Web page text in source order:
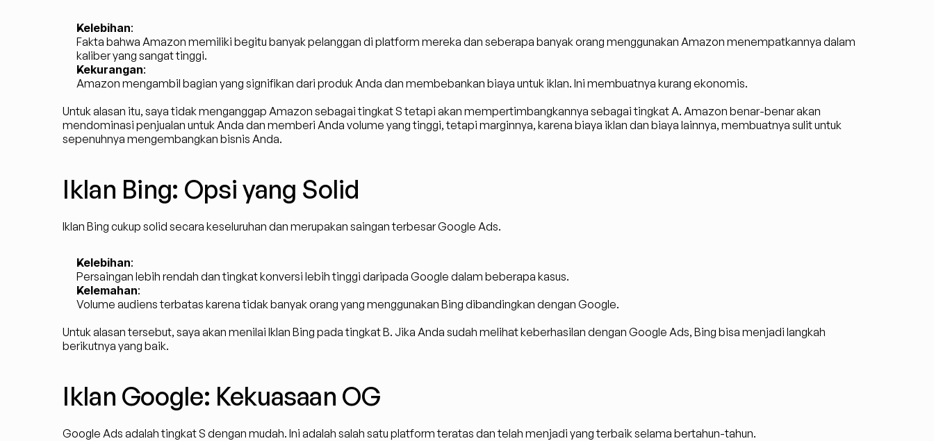
Kelebihan:
Fakta bahwa Amazon memiliki begitu banyak pelanggan di platform mereka dan seberapa banyak orang menggunakan Amazon menempatkannya dalam
kaliber yang sangat tinggi.
Kekurangan:
Amazon mengambil bagian yang signifikan dari produk Anda dan membebankan biaya untuk iklan. Ini membuatnya kurang ekonomis.
Untuk alasan itu, saya tidak menganggap Amazon sebagai tingkat S tetapi akan mempertimbangkannya sebagai tingkat A. Amazon benar-benar akan
mendominasi penjualan untuk Anda dan memberi Anda volume yang tinggi, tetapi marginnya, karena biaya iklan dan biaya lainnya, membuatnya sulit untuk
sepenuhnya mengembangkan bisnis Anda.
Iklan Bing: Opsi yang Solid
Iklan Bing cukup solid secara keseluruhan dan merupakan saingan terbesar Google Ads.
Kelebihan:
Persaingan lebih rendah dan tingkat konversi lebih tinggi daripada Google dalam beberapa kasus.
Kelemahan:
Volume audiens terbatas karena tidak banyak orang yang menggunakan Bing dibandingkan dengan Google.
Untuk alasan tersebut, saya akan menilai Iklan Bing pada tingkat B. Jika Anda sudah melihat keberhasilan dengan Google Ads, Bing bisa menjadi langkah
berikutnya yang baik.
Iklan Google: Kekuasaan OG
Google Ads adalah tingkat S dengan mudah. Ini adalah salah satu platform teratas dan telah menjadi yang terbaik selama bertahun-tahun.